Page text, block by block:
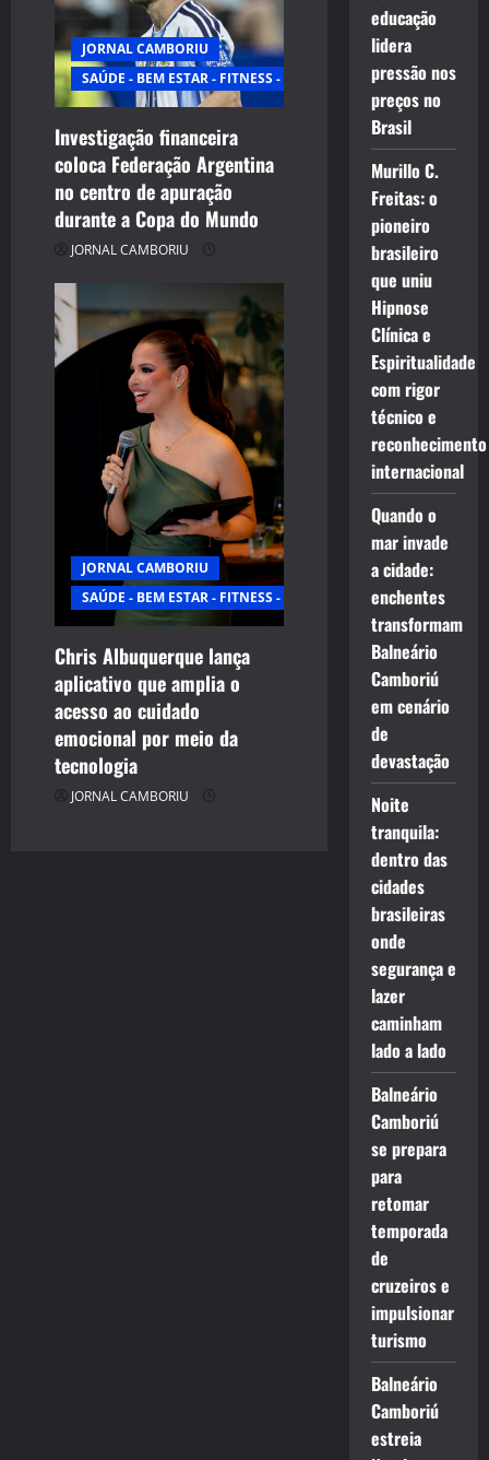
JORNAL CAMBORIU
SAÚDE - BEM ESTAR - FITNESS - ESPORTE
Investigação financeira
coloca Federação Argentina
no centro de apuração
durante a Copa do Mundo
JORNAL CAMBORIU
JORNAL CAMBORIU
SAÚDE - BEM ESTAR - FITNESS - ESPORTE
Chris Albuquerque lança
aplicativo que amplia o
acesso ao cuidado
emocional por meio da
tecnologia
JORNAL CAMBORIU
educação
lidera
pressão nos
preços no
Brasil
Murillo C.
Freitas: o
pioneiro
brasileiro
que uniu
Hipnose
Clínica e
Espiritualidade
com rigor
técnico e
reconhecimento
internacional
Quando o
mar invade
a cidade:
enchentes
transformam
Balneário
Camboriú
em cenário
de
devastação
Noite
tranquila:
dentro das
cidades
brasileiras
onde
segurança e
lazer
caminham
lado a lado
Balneário
Camboriú
se prepara
para
retomar
temporada
de
cruzeiros e
impulsionar
turismo
Balneário
Camboriú
estreia